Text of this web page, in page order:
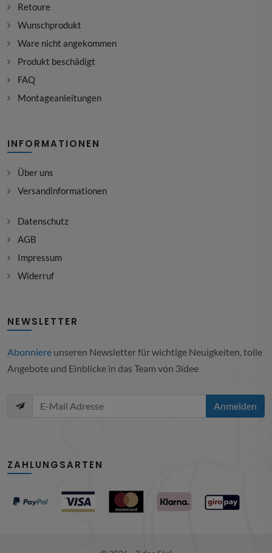
Retoure
Wunschprodukt
Ware nicht angekommen
Produkt beschädigt
FAQ
Montageanleitungen
INFORMATIONEN
Über uns
Versandinformationen
Datenschutz
AGB
Impressum
Widerruf
NEWSLETTER
Abonniere unseren Newsletter für wichtige Neuigkeiten, tolle
Angebote und Einblicke in das Team von 3idee
Anmelden
ZAHLUNGSARTEN